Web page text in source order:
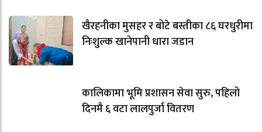
खैरहनीका मुसहर र बोटे बस्तीका ८६ घरधुरीमा
निःशुल्क खानेपानी धारा जडान
कालिकामा भूमि प्रशासन सेवा सुरु, पहिलो
दिनमै ६ वटा लालपुर्जा वितरण